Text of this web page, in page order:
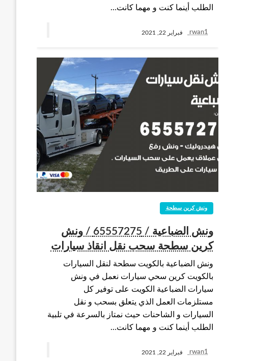
الطلب أينما كنت و مهما كانت…
rwan1 فبراير 22, 2021
ونش كرين سطحة
ونش الضباعية / 65557275 / ونش
كرين سطحة سحب نقل انقاذ سيارات
ونش الضباعية بالكويت سطحة لنقل السيارات
بالكويت كرين سحي سيارات نعمل في ونش
سيارات الضباعية الكويت على توفير كل
مستلزمات العمل الذي يتعلق بسحب و نقل
السيارات و الشاحنات حيث نمتاز بالسرعة في تلبية
الطلب أينما كنت و مهما كانت…
rwan1 فبراير 22, 2021